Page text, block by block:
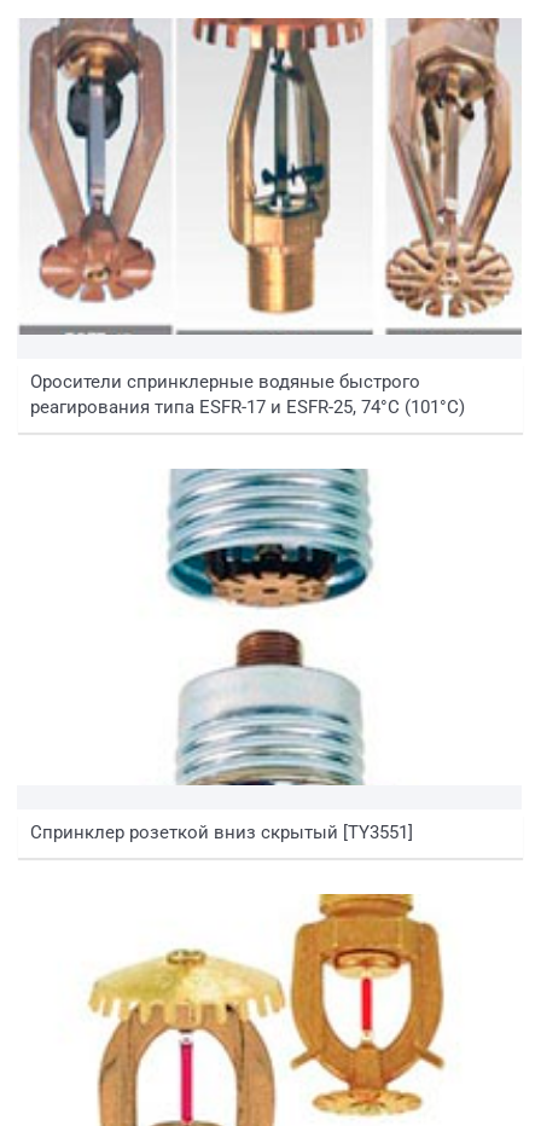
Оросители спринклерные водяные быстрого
реагирования типа ESFR-17 и ESFR-25, 74°C (101°C)
Спринклер розеткой вниз скрытый [TY3551]